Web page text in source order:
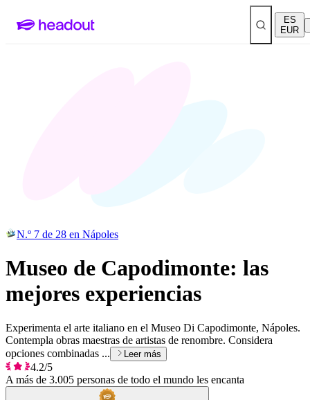
ES
EUR
N.º 7 de 28 en Nápoles
Museo de Capodimonte: las
mejores experiencias
Experimenta el arte italiano en el Museo Di Capodimonte, Nápoles.
Contempla obras maestras de artistas de renombre. Considera
opciones combinadas ...
Leer más
4.2/5
A más de 3.005 personas de todo el mundo les encanta